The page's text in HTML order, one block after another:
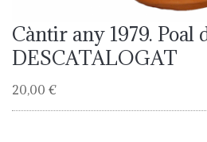
Càntir any 1979. Poal
DESCATALOGAT
20,00 €